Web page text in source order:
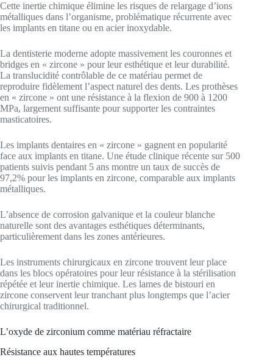
Cette inertie chimique élimine les risques de relargage d’ions
métalliques dans l’organisme, problématique récurrente avec
les implants en titane ou en acier inoxydable.
La dentisterie moderne adopte massivement les couronnes et
bridges en « zircone » pour leur esthétique et leur durabilité.
La translucidité contrôlable de ce matériau permet de
reproduire fidèlement l’aspect naturel des dents. Les prothèses
en « zircone » ont une résistance à la flexion de 900 à 1200
MPa, largement suffisante pour supporter les contraintes
masticatoires.
Les implants dentaires en « zircone » gagnent en popularité
face aux implants en titane. Une étude clinique récente sur 500
patients suivis pendant 5 ans montre un taux de succès de
97,2% pour les implants en zircone, comparable aux implants
métalliques.
L’absence de corrosion galvanique et la couleur blanche
naturelle sont des avantages esthétiques déterminants,
particulièrement dans les zones antérieures.
Les instruments chirurgicaux en zircone trouvent leur place
dans les blocs opératoires pour leur résistance à la stérilisation
répétée et leur inertie chimique. Les lames de bistouri en
zircone conservent leur tranchant plus longtemps que l’acier
chirurgical traditionnel.
L’oxyde de zirconium comme matériau réfractaire
Résistance aux hautes températures